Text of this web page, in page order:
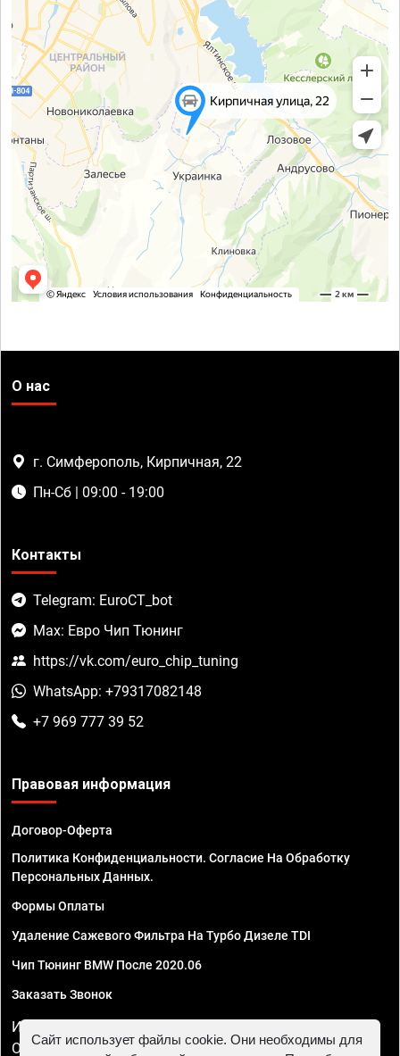
О нас
г. Симферополь, Кирпичная, 22
Пн-Сб | 09:00 - 19:00
Контакты
Telegram: EuroCT_bot
Max: Евро Чип Тюнинг
https://vk.com/euro_chip_tuning
WhatsApp: +79317082148
+7 969 777 39 52
Правовая информация
Договор-Оферта
Политика Конфиденциальности. Согласие На Обработку
Персональных Данных.
Формы Оплаты
Удаление Сажевого Фильтра На Турбо Дизеле TDI
Чип Тюнинг BMW После 2020.06
Заказать Звонок
ИП Смирнов Георгий Павлович. ИНН 781302555843,
ОГРНИП 324470400032610
Сайт использует файлы cookie. Они необходимы для